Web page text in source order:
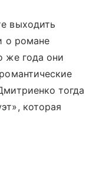
выходить
о романе
же года они
тогда
которая